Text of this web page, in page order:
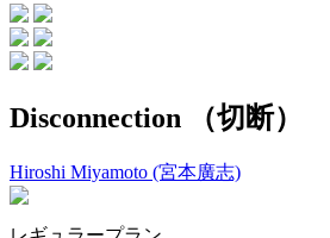
Disconnection （切断）
Hiroshi Miyamoto (宮本廣志)